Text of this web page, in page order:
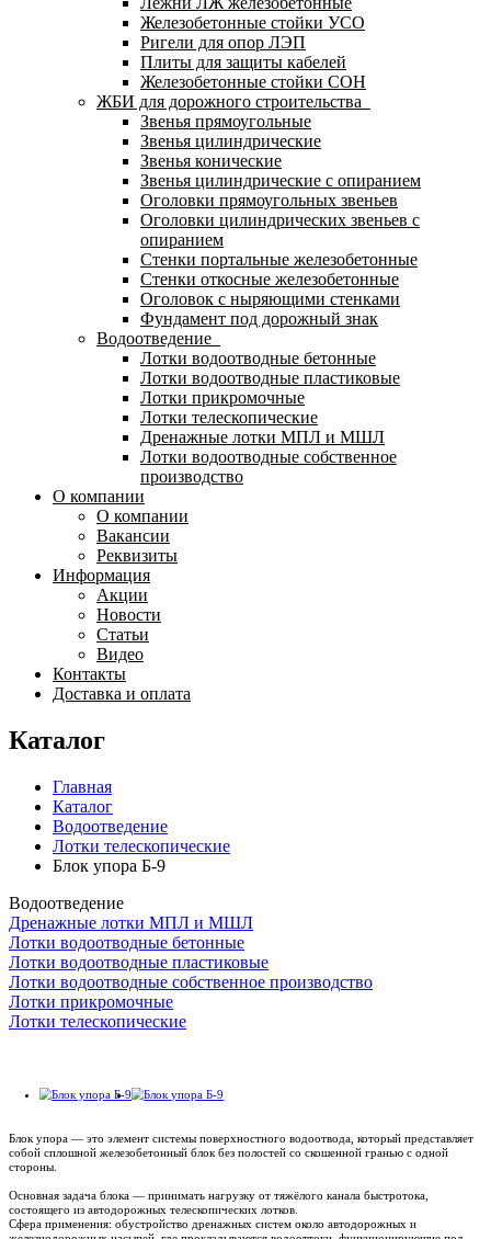
Железобетонные стойки УСО
Ригели для опор ЛЭП
Плиты для защиты кабелей
Железобетонные стойки СОН
ЖБИ для дорожного строительства
Звенья прямоугольные
Звенья цилиндрические
Звенья конические
Звенья цилиндрические с опиранием
Оголовки прямоугольных звеньев
Оголовки цилиндрических звеньев с
опиранием
Стенки портальные железобетонные
Стенки откосные железобетонные
Оголовок с ныряющими стенками
Фундамент под дорожный знак
Водоотведение
Лотки водоотводные бетонные
Лотки водоотводные пластиковые
Лотки прикромочные
Лотки телескопические
Дренажные лотки МПЛ и МШЛ
Лотки водоотводные собственное
производство
О компании
О компании
Вакансии
Реквизиты
Информация
Акции
Новости
Статьи
Видео
Контакты
Доставка и оплата
Каталог
Главная
Каталог
Водоотведение
Лотки телескопические
Блок упора Б-9
Водоотведение
Дренажные лотки МПЛ и МШЛ
Лотки водоотводные бетонные
Лотки водоотводные пластиковые
Лотки водоотводные собственное производство
Лотки прикромочные
Лотки телескопические